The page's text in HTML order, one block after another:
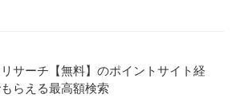
サーチ【無料】のポイントサイト経
らえる最高額検索